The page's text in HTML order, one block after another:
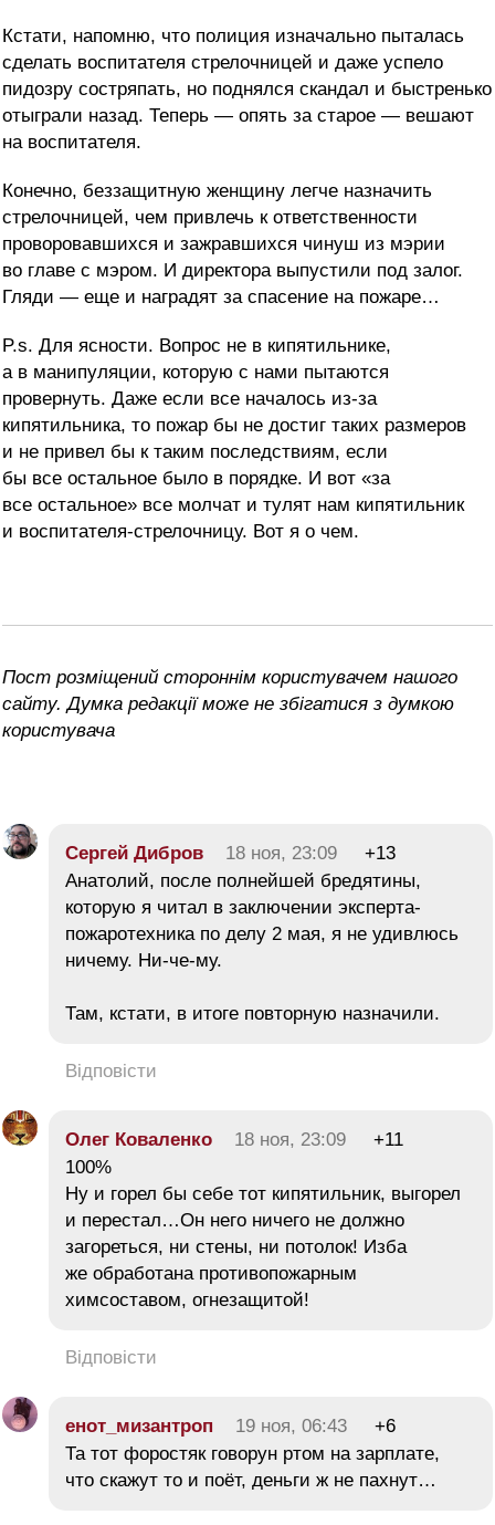
Кстати, напомню, что полиция изначально пыталась
сделать воспитателя стрелочницей и даже успело
пидозру состряпать, но поднялся скандал и быстренько
отыграли назад. Теперь — опять за старое — вешают
на воспитателя.
Конечно, беззащитную женщину легче назначить
стрелочницей, чем привлечь к ответственности
проворовавшихся и зажравшихся чинуш из мэрии
во главе с мэром. И директора выпустили под залог.
Гляди — еще и наградят за спасение на пожаре…
P.s. Для ясности. Вопрос не в кипятильнике,
а в манипуляции, которую с нами пытаются
провернуть. Даже если все началось из-за
кипятильника, то пожар бы не достиг таких размеров
и не привел бы к таким последствиям, если
бы все остальное было в порядке. И вот «за
все остальное» все молчат и тулят нам кипятильник
и воспитателя-стрелочницу. Вот я о чем.
Пост розміщений стороннім користувачем нашого
сайту. Думка редакції може не збігатися з думкою
користувача
Сергей Дибров 18 ноя, 23:09
+13
Анатолий, после полнейшей бредятины,
которую я читал в заключении эксперта-
пожаротехника по делу 2 мая, я не удивлюсь
ничему. Ни-че-му.
Там, кстати, в итоге повторную назначили.
Відповісти
Олег Коваленко 18 ноя, 23:09
+11
100%
Ну и горел бы себе тот кипятильник, выгорел
и перестал…Он него ничего не должно
загореться, ни стены, ни потолок! Изба
же обработана противопожарным
химсоставом, огнезащитой!
Відповісти
енот_мизантроп 19 ноя, 06:43
+6
Та тот форостяк говорун ртом на зарплате,
что скажут то и поёт, деньги ж не пахнут…